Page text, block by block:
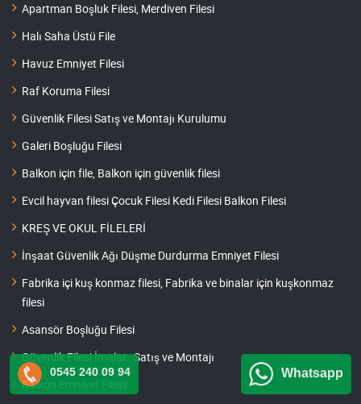
Apartman Boşluk Filesi, Merdiven Filesi
Halı Saha Üstü File
Havuz Emniyet Filesi
Raf Koruma Filesi
Güvenlik Filesi Satış ve Montajı Kurulumu
Galeri Boşluğu Filesi
Balkon için file, Balkon için güvenlik filesi
Evcil hayvan filesi Çocuk Filesi Kedi Filesi Balkon Filesi
KREŞ VE OKUL FİLELERİ
İnşaat Güvenlik Ağı Düşme Durdurma Emniyet Filesi
Fabrika içi kuş konmaz filesi, Fabrika ve binalar için kuşkonmaz
filesi
Asansör Boşluğu Filesi
Güvenlik Filesi İmalat , Satış ve Montajı
Balkon Emniyet Filesi
0545 240 09 94 Whatsapp